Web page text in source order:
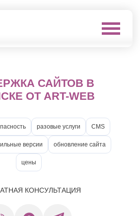
САЙТОВ В
ОТ ART-WEB
разовые услуги CMS
версии обновление сайта
цены
КОНСУЛЬТАЦИЯ